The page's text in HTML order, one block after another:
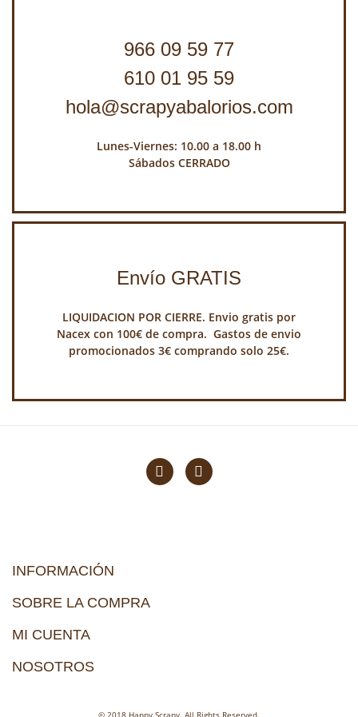
966 09 59 77
610 01 95 59
hola@scrapyabalorios.com
Lunes-Viernes: 10.00 a 18.00 h
Sábados CERRADO
Envío GRATIS
LIQUIDACION POR CIERRE. Envio gratis por
Nacex con 100€ de compra. Gastos de envio
promocionados 3€ comprando solo 25€.
INFORMACIÓN
SOBRE LA COMPRA
MI CUENTA
NOSOTROS
© 2018 Happy Scrapy. All Rights Reserved.